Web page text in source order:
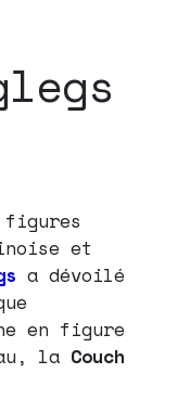
figures
et
a dévoilé
en figure
la Couch